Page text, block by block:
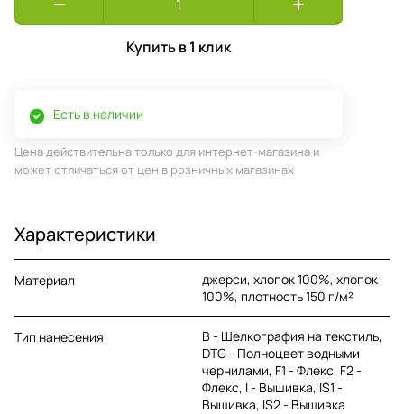
Купить в 1 клик
Есть в наличии
Цена действительна только для интернет-магазина и
может отличаться от цен в розничных магазинах
Характеристики
Материал
джерси, хлопок 100%, хлопок
100%, плотность 150 г/м²
Тип нанесения
B - Шелкография на текстиль,
DTG - Полноцвет водными
чернилами, F1 - Флекс, F2 -
Флекс, I - Вышивка, IS1 -
Вышивка, IS2 - Вышивка